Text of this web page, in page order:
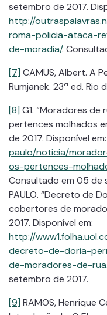
setembro de 2017.
http://
roma-policia-ataca-
de-moradia/.
[7] CAMUS, Albert. A
Rumjanek. 23ª ed. Rio
[8] G1. “Moradores de
pertences molhados
de 2017. Disponível em:
paulo/noticia/
os-pertences-
Consultado em 05 de
PAULO. “Decreto de
cobertores de
2017. Disponível em:
http://
decreto-de-doria-
de-moradores-de-
setembro de 2017.
[9] RAMOS, Henrique